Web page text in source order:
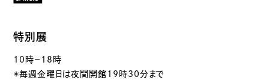
特別展
10時－18時
＊毎週金曜日は夜間開館19時30分まで